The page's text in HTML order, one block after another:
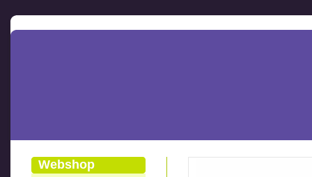
Webshop